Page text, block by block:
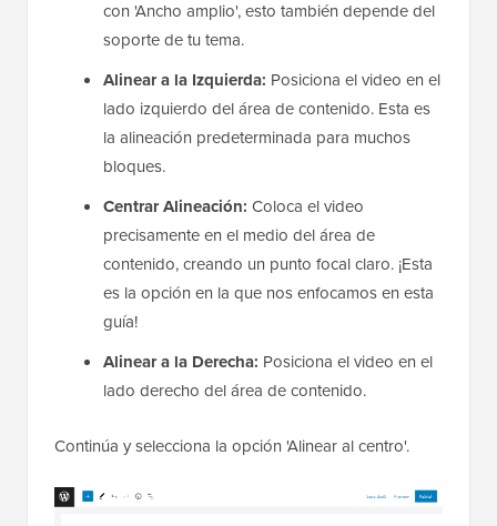
con 'Ancho amplio', esto también depende del
soporte de tu tema.
Alinear a la Izquierda: Posiciona el video en el
lado izquierdo del área de contenido. Esta es
la alineación predeterminada para muchos
bloques.
Centrar Alineación: Coloca el video
precisamente en el medio del área de
contenido, creando un punto focal claro. ¡Esta
es la opción en la que nos enfocamos en esta
guía!
Alinear a la Derecha: Posiciona el video en el
lado derecho del área de contenido.
Continúa y selecciona la opción 'Alinear al centro'.